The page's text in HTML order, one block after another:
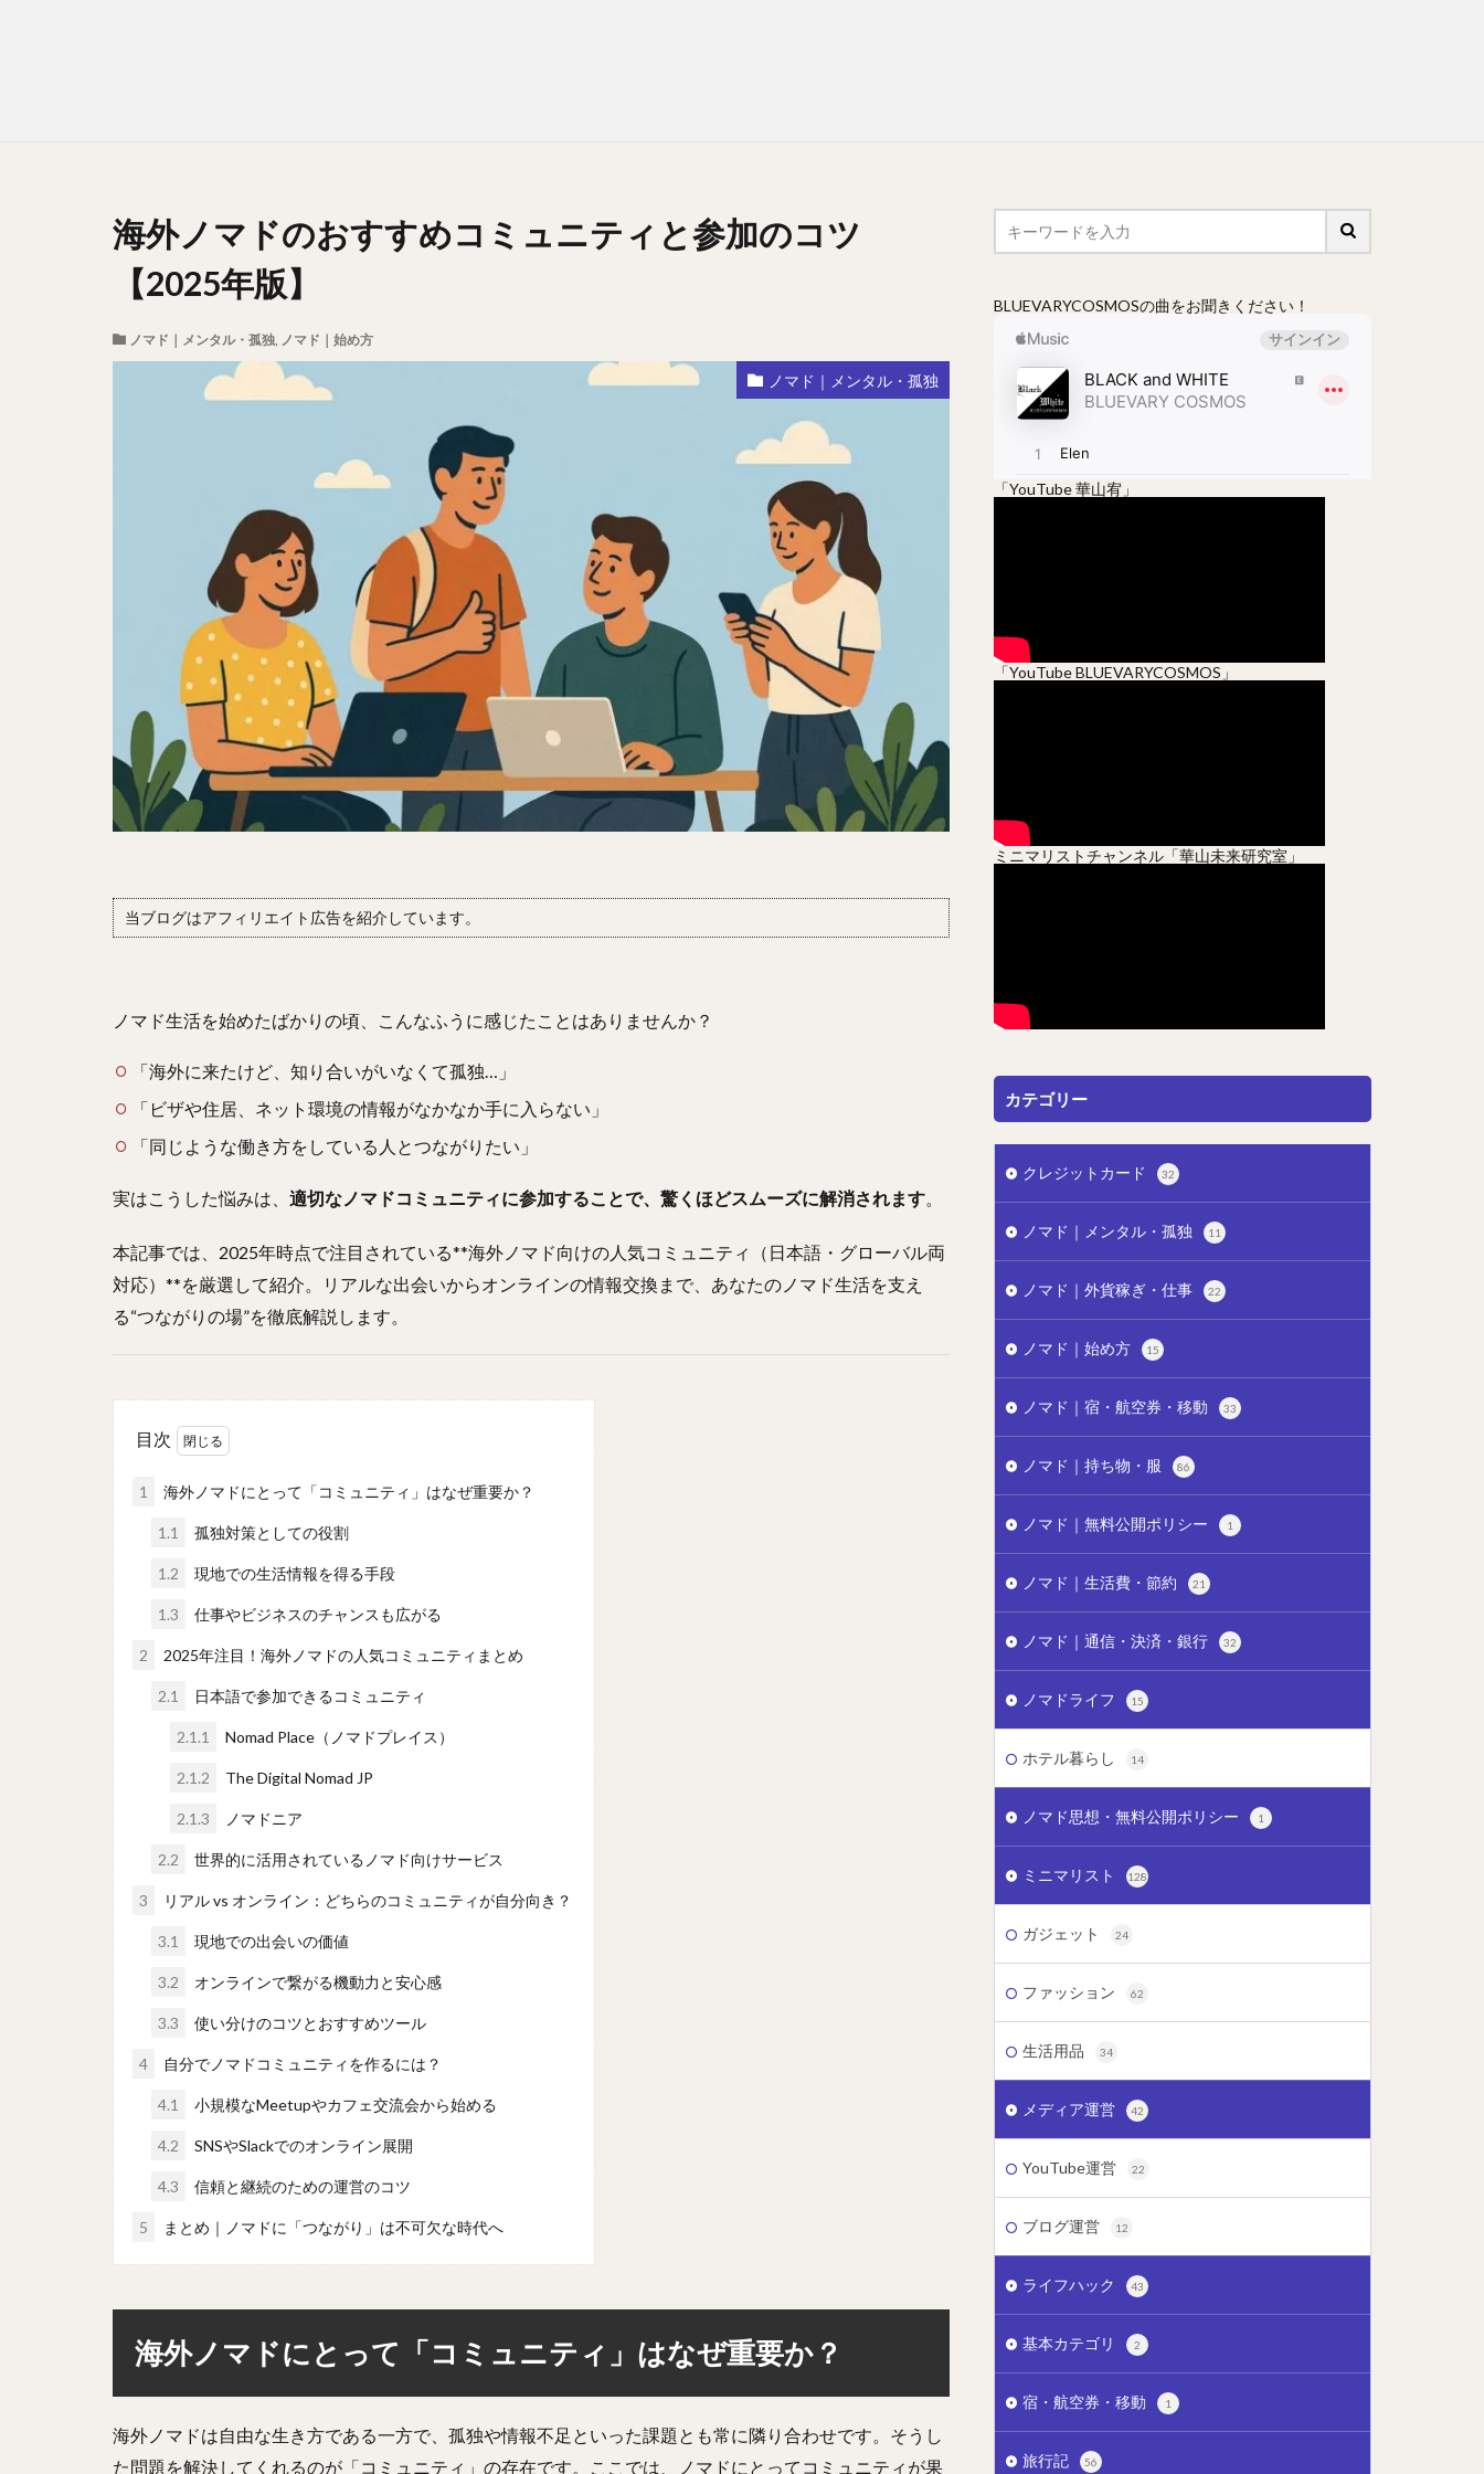
海外ノマドのおすすめコミュニティと参加のコツ
【2025年版】
ノマド｜メンタル・孤独, ノマド｜始め方
ノマド｜メンタル・孤独
当ブログはアフィリエイト広告を紹介しています。
ノマド生活を始めたばかりの頃、こんなふうに感じたことはありませんか？
「海外に来たけど、知り合いがいなくて孤独…」
「ビザや住居、ネット環境の情報がなかなか手に入らない」
「同じような働き方をしている人とつながりたい」
実はこうした悩みは、 適切なノマドコミュニティに参加することで、驚くほどスムーズに解消されます。
本記事では、2025年時点で注目されている**海外ノマド向けの人気コミュニティ（日本語・グローバル両
対応）**を厳選して紹介。リアルな出会いからオンラインの情報交換まで、あなたのノマド生活を支え
る“つながりの場”を徹底解説します。
目次
1 海外ノマドにとって「コミュニティ」はなぜ重要か？
1.1 孤独対策としての役割
1.2 現地での生活情報を得る手段
1.3 仕事やビジネスのチャンスも広がる
2 2025年注目！海外ノマドの人気コミュニティまとめ
2.1 日本語で参加できるコミュニティ
2.1.1 Nomad Place（ノマドプレイス）
2.1.2 The Digital Nomad JP
2.1.3 ノマドニア
2.2 世界的に活用されているノマド向けサービス
3 リアル vs オンライン：どちらのコミュニティが自分向き？
3.1 現地での出会いの価値
3.2 オンラインで繋がる機動力と安心感
3.3 使い分けのコツとおすすめツール
4 自分でノマドコミュニティを作るには？
4.1 小規模なMeetupやカフェ交流会から始める
4.2 SNSやSlackでのオンライン展開
4.3 信頼と継続のための運営のコツ
5 まとめ｜ノマドに「つながり」は不可欠な時代へ
海外ノマドにとって「コミュニティ」はなぜ重要か？
海外ノマドは自由な生き方である一方で、孤独や情報不足といった課題とも常に隣り合わせです。そうし
た問題を解決してくれるのが「コミュニティ」の存在です。ここでは、ノマドにとってコミュニティが果
BLUEVARYCOSMOSの曲をお聞きください！
「YouTube 華山宥」
「YouTube BLUEVARYCOSMOS」
ミニマリストチャンネル「華山未来研究室」
カテゴリー
クレジットカード 32
ノマド｜メンタル・孤独 11
ノマド｜外貨稼ぎ・仕事 22
ノマド｜始め方 15
ノマド｜宿・航空券・移動 33
ノマド｜持ち物・服 86
ノマド｜無料公開ポリシー 1
ノマド｜生活費・節約 21
ノマド｜通信・決済・銀行 32
ノマドライフ 15
ホテル暮らし 14
ノマド思想・無料公開ポリシー 1
ミニマリスト 128
ガジェット 24
ファッション 62
生活用品 34
メディア運営 42
YouTube運営 22
ブログ運営 12
ライフハック 43
基本カテゴリ 2
宿・航空券・移動 1
旅行記 56